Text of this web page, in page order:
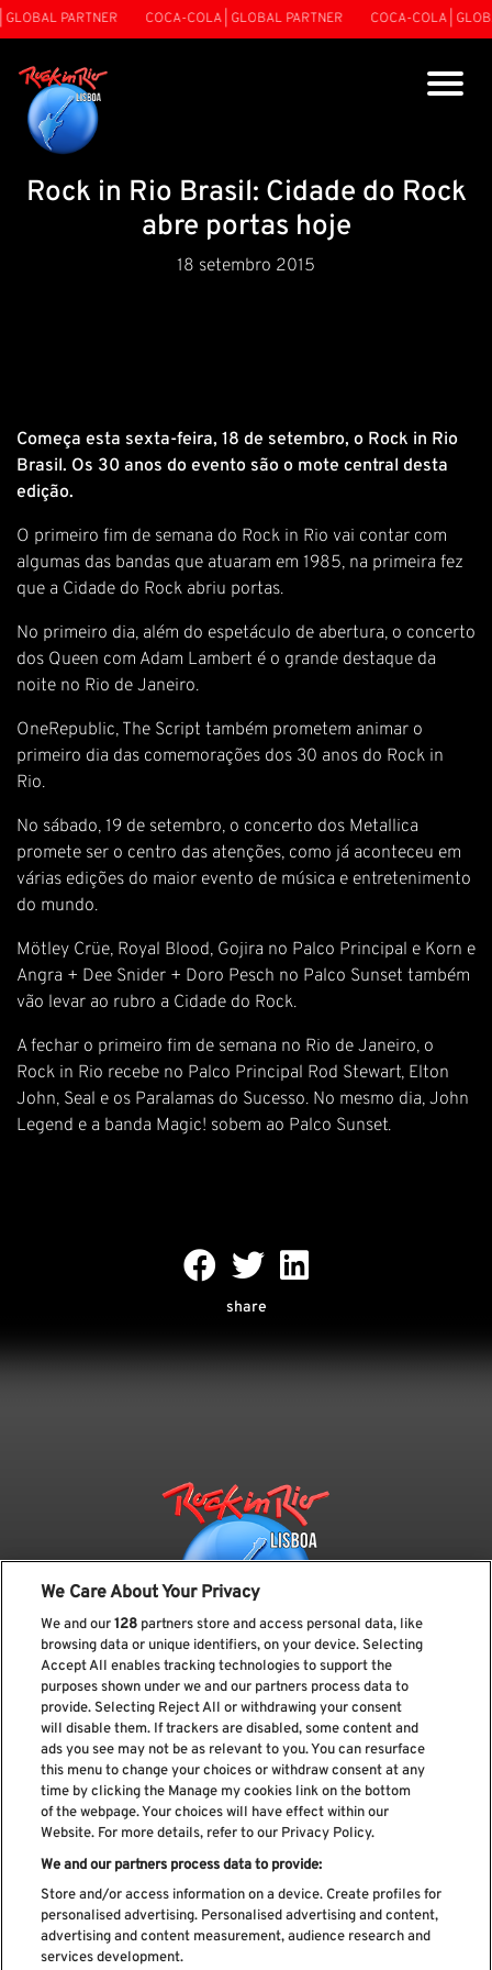
PARTNER COCA-COLA | GLOBAL PARTNER COCA-COLA |
Rock in Rio Brasil: Cidade do Rock
abre portas hoje
18 setembro 2015
Começa esta sexta-feira, 18 de setembro, o Rock in Rio
Brasil. Os 30 anos do evento são o mote central desta
edição.
O primeiro fim de semana do Rock in Rio vai contar com
algumas das bandas que atuaram em 1985, na primeira fez
que a Cidade do Rock abriu portas.
No primeiro dia, além do espetáculo de abertura, o concerto
dos Queen com Adam Lambert é o grande destaque da
noite no Rio de Janeiro.
OneRepublic, The Script também prometem animar o
primeiro dia das comemorações dos 30 anos do Rock in
Rio.
No sábado, 19 de setembro, o concerto dos Metallica
promete ser o centro das atenções, como já aconteceu em
várias edições do maior evento de música e entretenimento
do mundo.
Mötley Crüe, Royal Blood, Gojira no Palco Principal e Korn e
Angra + Dee Snider + Doro Pesch no Palco Sunset também
vão levar ao rubro a Cidade do Rock.
A fechar o primeiro fim de semana no Rio de Janeiro, o
Rock in Rio recebe no Palco Principal Rod Stewart, Elton
John, Seal e os Paralamas do Sucesso. No mesmo dia, John
Legend e a banda Magic! sobem ao Palco Sunset.
share
Subscreve a nossa newsletter
Li e aceito os Política de privacidade
Livro de Reclamações
Livro de Elogios
We Care About Your Privacy
We and our128 partners store and access personal data, like
browsing data or unique identifiers, on your device. Selecting
Accept All enables tracking technologies to support the
purposes shown under we and our partners process data to
provide. Selecting Reject All or withdrawing your consent
will disable them. If trackers are disabled, some content and
ads you see may not be as relevant to you. You can resurface
this menu to change your choices or withdraw consent at any
time by clicking the Manage my cookies link on the bottom
of the webpage. Your choices will have effect within our
Website. For more details, refer to our Privacy Policy.
We and our partners process data to provide:
Store and/or access information on a device. Create profiles for
personalised advertising. Personalised advertising and content,
advertising and content measurement, audience research and
services development.